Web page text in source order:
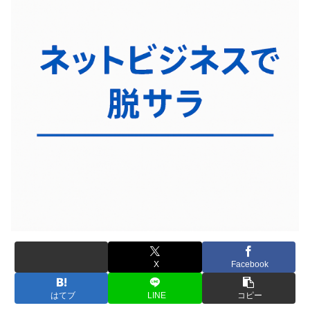
X Facebook
はてブ LINE コピー